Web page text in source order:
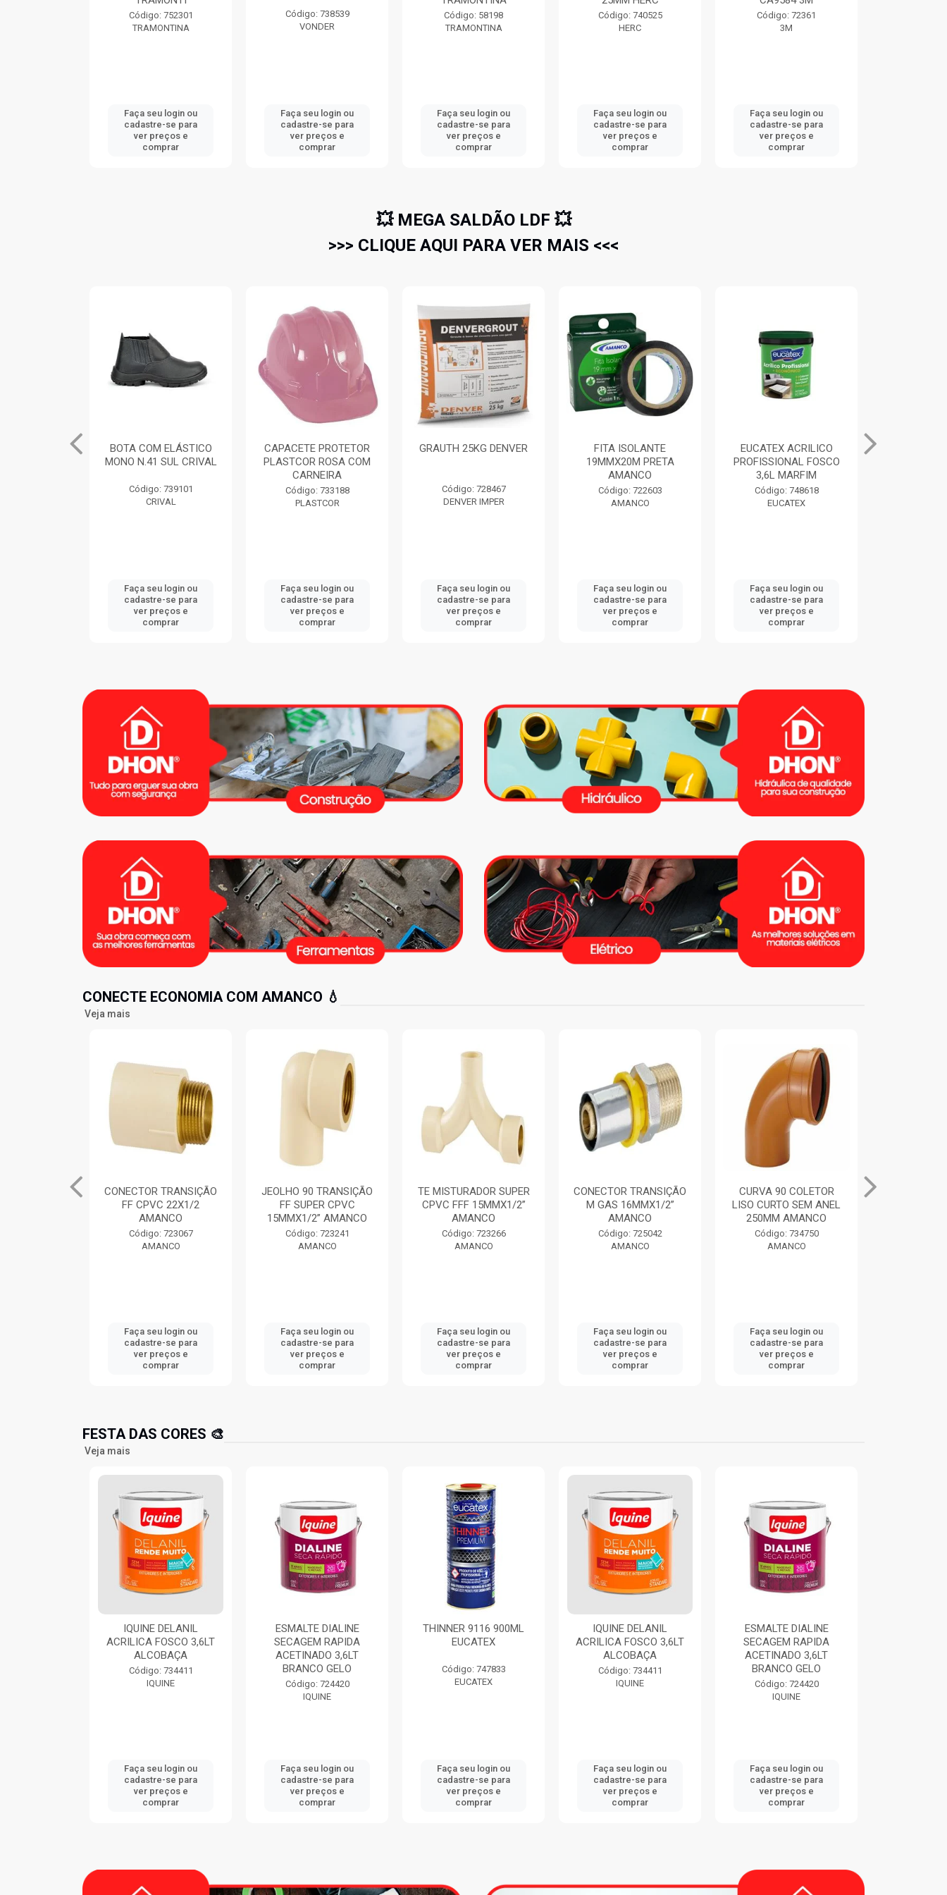
Código: 738539
VONDER
Faça seu login ou
cadastre-se para
ver preços e
comprar
Código: 58198
TRAMONTINA
Faça seu login ou
cadastre-se para
ver preços e
comprar
Código: 740525
HERC
Faça seu login ou
cadastre-se para
ver preços e
comprar
Código: 72361
3M
Faça seu login ou
cadastre-se para
ver preços e
comprar
Código: 752363
TRAMONTINA
Faça seu login ou
cadastre-se para
ver preços e
comprar
💥 MEGA SALDÃO LDF 💥
>>> CLIQUE AQUI PARA VER MAIS <<<
BOTA COM ELÁSTICO
MONO N.41 SUL CRIVAL
Código: 739101
CRIVAL
Faça seu login ou
cadastre-se para
ver preços e
comprar
CAPACETE PROTETOR
PLASTCOR ROSA COM
CARNEIRA
Código: 733188
PLASTCOR
Faça seu login ou
cadastre-se para
ver preços e
comprar
GRAUTH 25KG DENVER
Código: 728467
DENVER IMPER
Faça seu login ou
cadastre-se para
ver preços e
comprar
FITA ISOLANTE
19MMX20M PRETA
AMANCO
Código: 722603
AMANCO
Faça seu login ou
cadastre-se para
ver preços e
comprar
EUCATEX ACRILICO
PROFISSIONAL FOSCO
3,6L MARFIM
Código: 748618
EUCATEX
Faça seu login ou
cadastre-se para
ver preços e
comprar
CONECTE ECONOMIA COM AMANCO 💧
Veja mais
JEOLHO 90 TRANSIÇÃO
FF SUPER CPVC
15MMX1/2” AMANCO
Código: 723241
AMANCO
Faça seu login ou
cadastre-se para
ver preços e
comprar
TE MISTURADOR SUPER
CPVC FFF 15MMX1/2”
AMANCO
Código: 723266
AMANCO
Faça seu login ou
cadastre-se para
ver preços e
comprar
CONECTOR TRANSIÇÃO
M GAS 16MMX1/2”
AMANCO
Código: 725042
AMANCO
Faça seu login ou
cadastre-se para
ver preços e
comprar
CURVA 90 COLETOR
LISO CURTO SEM ANEL
250MM AMANCO
Código: 734750
AMANCO
Faça seu login ou
cadastre-se para
ver preços e
comprar
ANEL DE VEDACAO
ORING COLETORES
250MM AMANCO
Código: 734769
AMANCO
Faça seu login ou
cadastre-se para
ver preços e
comprar
FESTA DAS CORES 🎨
Veja mais
ESMALTE DIALINE
SECAGEM RAPIDA
ACETINADO 3,6LT
BRANCO GELO
Código: 724420
Faça seu login ou
cadastre-se para
ver preços e
comprar
THINNER 9116 900ML
EUCATEX
Código: 747833
EUCATEX
Faça seu login ou
cadastre-se para
ver preços e
comprar
IQUINE DELANIL
ACRILICA FOSCO 3,6LT
Código: 734411
IQUINE
Faça seu login ou
cadastre-se para
ver preços e
comprar
ESMALTE DIALINE
SECAGEM RAPIDA
ACETINADO 3,6LT
BRANCO GELO
Código: 724420
Faça seu login ou
cadastre-se para
ver preços e
comprar
THINNER 9116 900ML
EUCATEX
Código: 747833
EUCATEX
Faça seu login ou
cadastre-se para
ver preços e
comprar